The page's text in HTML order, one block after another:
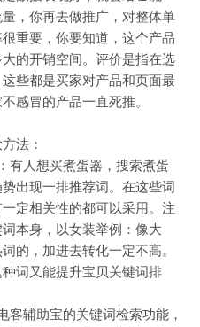
，你再去做推广，对整体单
重要，你要知道，这个产品
的开销空间。评价是指在选
些都是买家对产品和页面最
感冒的产品一直死推。
法：
有人想买煮蛋器，搜索煮蛋
出现一排推荐词。在这些词
定相关性的都可以采用。注
本身，以女装举例：像大
的，加进去转化一定不高。
词又能提升宝贝关键词排
客辅助宝的关键词检索功能，